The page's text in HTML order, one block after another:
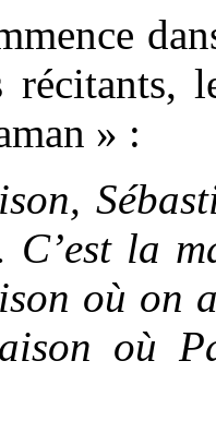
récitants,
» :
C’est la
où on
où